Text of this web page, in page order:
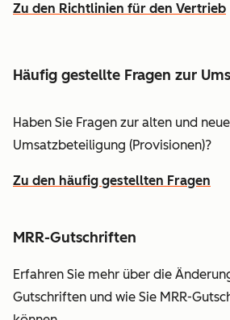
Zu den Richtlinien für den Vertrieb
Häufig gestellte Fragen zur
Haben Sie Fragen zur alten und
Umsatzbeteiligung (Provisionen)?
Zu den häufig gestellten Fragen
MRR-Gutschriften
Erfahren Sie mehr über die
Gutschriften und wie Sie MRR-